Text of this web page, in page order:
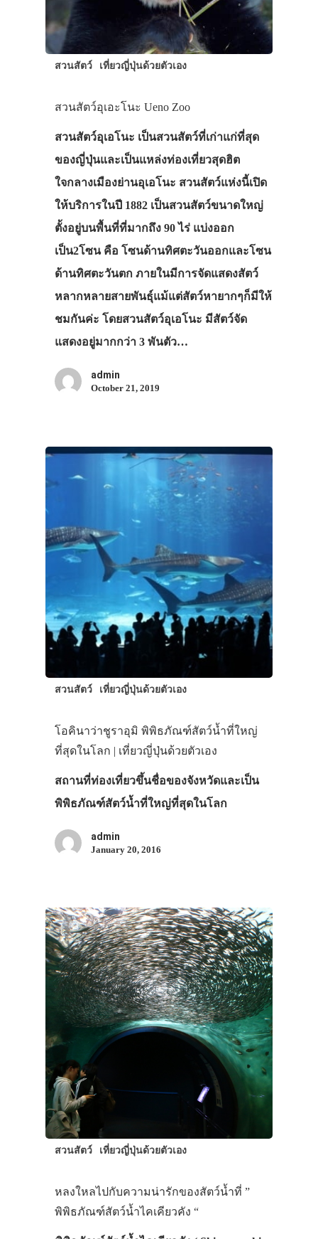
สวนสัตว์ เที่ยวญี่ปุ่นด้วยตัวเอง
สวนสัตว์อุเอะโนะ Ueno Zoo
สวนสัตว์อุเอโนะ เป็นสวนสัตว์ที่เก่าแก่ที่สุด
ของญี่ปุ่นและเป็นแหล่งท่องเที่ยวสุดฮิต
ใจกลางเมืองย่านอุเอโนะ สวนสัตว์แห่งนี้เปิด
ให้บริการในปี 1882 เป็นสวนสัตว์ขนาดใหญ่
ตั้งอยู่บนพื้นที่ที่มากถึง 90 ไร่ แบ่งออก
เป็น2โซน คือ โซนด้านทิศตะวันออกและโซน
ด้านทิศตะวันตก ภายในมีการจัดแสดงสัตว์
หลากหลายสายพันธุ์แม้แต่สัตว์หายากๆก็มีให้
ชมกันค่ะ โดยสวนสัตว์อุเอโนะ มีสัตว์จัด
แสดงอยู่มากกว่า 3 พันตัว…
admin
October 21, 2019
สวนสัตว์ เที่ยวญี่ปุ่นด้วยตัวเอง
โอคินาว่าชูราอุมิ พิพิธภัณฑ์สัตว์น้ำที่ใหญ่
ที่สุดในโลก | เที่ยวญี่ปุ่นด้วยตัวเอง
สถานที่ท่องเที่ยวขึ้นชื่อของจังหวัดและเป็น
พิพิธภัณฑ์สัตว์น้ำที่ใหญ่ที่สุดในโลก
admin
January 20, 2016
สวนสัตว์ เที่ยวญี่ปุ่นด้วยตัวเอง
หลงใหลไปกับความน่ารักของสัตว์น้ำที่ ”
พิพิธภัณฑ์สัตว์น้ำไคเคียวคัง “